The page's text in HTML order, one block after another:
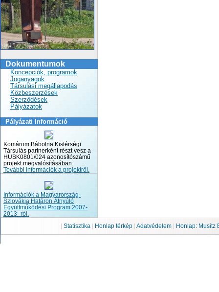
Dokumentumok
Koncepciók, programok
Joganyagok
Társulási megállapodás
Közbeszerzések
Szerződések
Pályázatok
Pályázati Információ
Komárom Bábolna Kistérségi
Társulás partnerként részt vesz a
HUSK0801/024 azonosítószámű
projekt megvalósításában.
További információk a projektről.
Információk a Magyarország-
Szlovákia Határon Átnyúló
Együttműködési Program 2007-
2013- ról.
Statisztika Honlap térkép Adatvédelem| Honlap: Musitz